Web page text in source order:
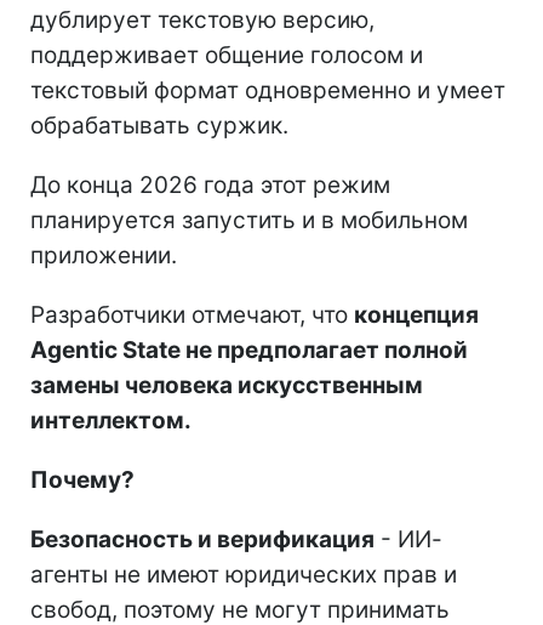
дублирует текстовую версию,
поддерживает общение голосом и
текстовый формат одновременно и умеет
обрабатывать суржик.
До конца 2026 года этот режим
планируется запустить и в мобильном
приложении.
Разработчики отмечают, что концепция
Agentic State не предполагает полной
замены человека искусственным
интеллектом.
Почему?
Безопасность и верификация - ИИ-
агенты не имеют юридических прав и
свобод, поэтому не могут принимать